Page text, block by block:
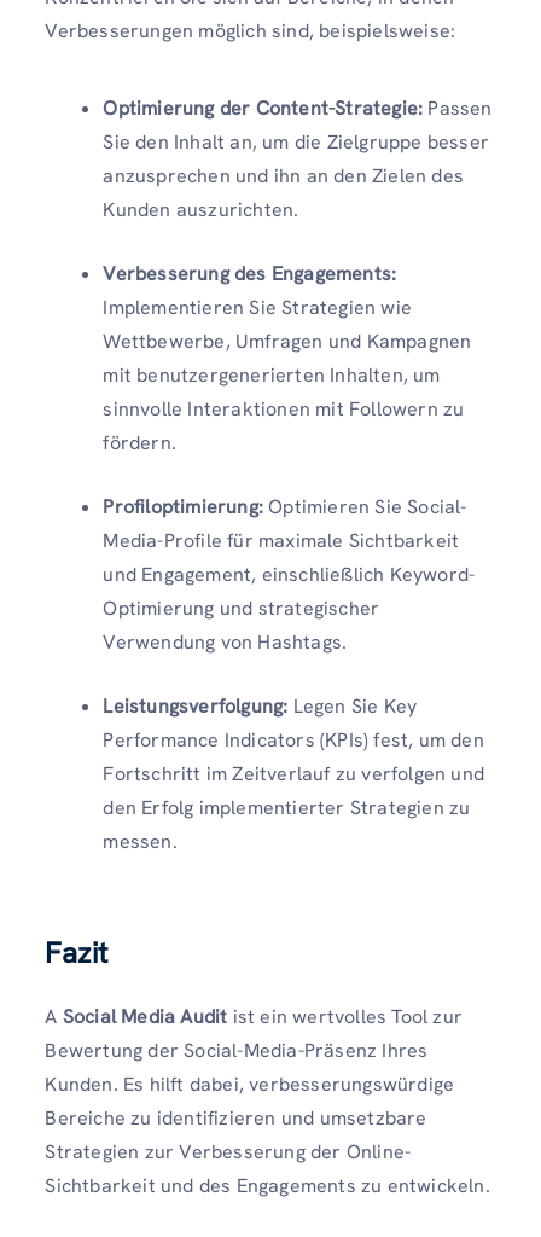
Verbesserungen möglich sind, beispielsweise:
Optimierung der Content-Strategie: Passen
Sie den Inhalt an, um die Zielgruppe besser
anzusprechen und ihn an den Zielen des
Kunden auszurichten.
Verbesserung des Engagements:
Implementieren Sie Strategien wie
Wettbewerbe, Umfragen und Kampagnen
mit benutzergenerierten Inhalten, um
sinnvolle Interaktionen mit Followern zu
fördern.
Profiloptimierung:Optimieren Sie Social-
Media-Profile für maximale Sichtbarkeit
und Engagement, einschließlich Keyword-
Optimierung und strategischer
Verwendung von Hashtags.
Leistungsverfolgung: Legen Sie Key
Performance Indicators (KPIs) fest, um den
Fortschritt im Zeitverlauf zu verfolgen und
den Erfolg implementierter Strategien zu
messen.
Fazit
A Social Media Audit ist ein wertvolles Tool zur
Bewertung der Social-Media-Präsenz Ihres
Kunden. Es hilft dabei, verbesserungswürdige
Bereiche zu identifizieren und umsetzbare
Strategien zur Verbesserung der Online-
Sichtbarkeit und des Engagements zu entwickeln.